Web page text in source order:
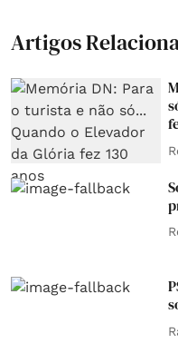
Artigos